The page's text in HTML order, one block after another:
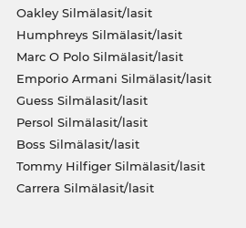
Oakley Silmälasit/lasit
Humphreys Silmälasit/lasit
Marc O Polo Silmälasit/lasit
Emporio Armani Silmälasit/lasit
Guess Silmälasit/lasit
Persol Silmälasit/lasit
Boss Silmälasit/lasit
Tommy Hilfiger Silmälasit/lasit
Carrera Silmälasit/lasit